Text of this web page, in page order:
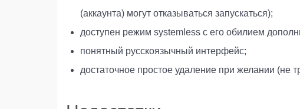
(аккаунта) могут отказываться запускаться);
доступен режим systemless с его обилием
понятный русскоязычный интерфейс;
достаточное простое удаление при желании (не